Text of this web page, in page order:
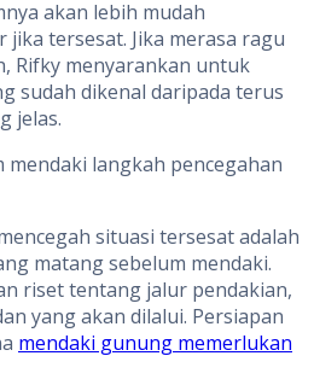
akan lebih mudah
tersesat. Jika merasa ragu
Rifky menyarankan untuk
sudah dikenal daripada terus
jelas.
mendaki langkah pencegahan
situasi tersesat adalah
matang sebelum mendaki.
riset tentang jalur pendakian,
yang akan dilalui. Persiapan
mendaki gunung memerlukan